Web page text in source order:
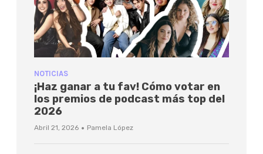
NOTICIAS
¡Haz ganar a tu fav! Cómo votar en
los premios de podcast más top del
2026
Abril 21, 2026 · Pamela López